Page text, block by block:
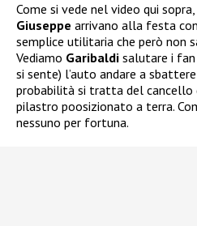
Come si vede nel video qui
Giuseppe arrivano alla festa
semplice utilitaria che però non
Vediamo Garibaldi salutare i fan
si sente) l’auto andare a
probabilità si tratta del cancello
pilastro poosizionato a terra.
nessuno per fortuna.